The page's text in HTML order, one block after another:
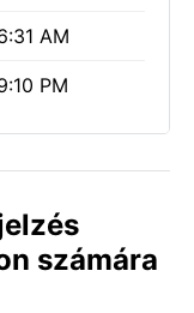
AM
PM
számára